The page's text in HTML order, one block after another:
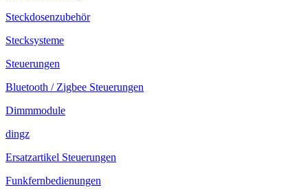
Steckdosenzubehör
Stecksysteme
Steuerungen
Bluetooth / Zigbee Steuerungen
Dimmmodule
dingz
Ersatzartikel Steuerungen
Funkfernbedienungen